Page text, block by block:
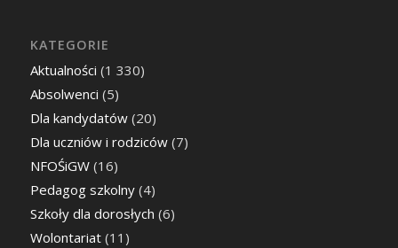
KATEGORIE
Aktualności (1 330)
Absolwenci (5)
Dla kandydatów(20)
Dla uczniów i rodziców(7)
NFOŚiGW(16)
Pedagog szkolny(4)
Szkoły dla dorosłych (6)
Wolontariat(11)